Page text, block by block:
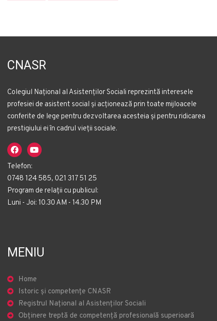
CNASR
Colegiul Național al Asistenților Sociali reprezintă interesele
profesiei de asistent social și acționează prin toate mijloacele
conferite de lege pentru dezvoltarea acesteia și pentru ridicarea
prestigiului ei în cadrul vieții sociale.
Telefon:
0748 124 585, 021 317 51 25
Program de relații cu publicul:
Luni - Joi: 10.30 AM - 14.30 PM
MENIU
Home
Istoric și competențe CNASR
Registrul Național al Asistenților Sociali
Obținere treptă de competență profesională superioară